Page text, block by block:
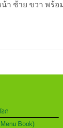
า ซ้าย ขวา พร้อ
ก
Book)